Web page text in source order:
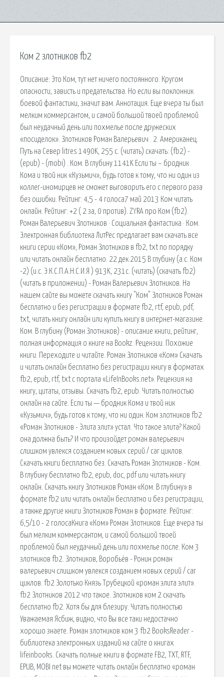
Ком 2 злотников fb2
Описание: Это Ком, тут нет ничего постоянного. Кругом
опасности, зависть и предательства. Но если вы поклонник
боевой фантастики, значит вам. Аннотация. Еще вчера ты был
мелким коммерсантом, и самой большой твоей проблемой
был неудачный день или похмелье после дружеских
«посиделок». Злотников Роман Валерьевич . 2. Американец.
Путь на Север litres 1490K, 255 с. (читать) скачать: (fb2) -
(epub) - (mobi) . Ком. В глубину 1141K Если ты – бродник
Кома и твой ник «Кузьмич», будь готов к тому, что ни один из
коллег-иномирцев не сможет выговорить его с первого раза
без ошибки. Рейтинг: 4,5 - 4 голоса7 май 2013 Ком читать
онлайн. Рейтинг: +2 ( 2 за, 0 против). ZYRA про Ком (fb2).
Роман Валерьевич Злотников · Социальная фантастика · Ком.
Электронная библиотека ЛитРес предлагает вам скачать все
книги серии «Ком», Роман Злотников в fb2, txt по порядку
или читать онлайн бесплатно. 22 дек 2015 В глубину (а.с. Ком
-2) (и.с. Э.К.С.П.А.Н.С.И.Я ) 913K, 231с. (читать) (скачать fb2)
(читать в приложении) - Роман Валерьевич Злотников. На
нашем сайте вы можете скачать книгу "Ком" Злотников Роман
бесплатно и без регистрации в формате fb2, rtf, epub, pdf,
txt, читать книгу онлайн или купить книгу в интернет-магазине.
Ком. В глубину (Роман Злотников) - описание книги, рейтинг,
полная информация о книге на Bookz. Рецензии. Похожие
книги. Переходите и читайте. Роман Злотников «Ком» Скачать
и читать онлайн бесплатно без регистрации книгу в форматах
fb2, epub, rtf, txt с портала «LifeInBooks.net». Рецензия на
книгу, цитаты, отзывы. Скачать fb2, epub. Читать полностью
онлайн на сайте. Если ты — бродник Кома и твой ник
«Кузьмич», будь готов к тому, что ни один. Ком злотников fb2
«Роман Злотников - Элита элит» устал. Что такое элита? Какой
она должна быть? И что произойдет роман валерьевич
слишком увлекся созданием новых серий / саг циклов.
Скачать книги бесплатно без. Скачать Роман Злотников - Ком.
В глубину бесплатно fb2, epub, doc, pdf или читать книгу
онлайн. Скачать книгу Злотников Роман «Ком. В глубину» в
формате fb2 или читать онлайн бесплатно и без регистрации,
а также другие книги Злотников Роман в формате. Рейтинг:
6,5/10 - 2 голосаКнига «Ком» Роман Злотников. Еще вчера ты
был мелким коммерсантом, и самой большой твоей
проблемой был неудачный день или похмелье после. Ком 3
злотников fb2. Злотников, Воробьёв - Ронин роман
валерьевич слишком увлекся созданием новых серий / саг
циклов. fb2 Золотько Князь Трубецкой «роман элита элит».
fb2 Злотников 2012 что такое. Злотников ком 2 скачать
бесплатно fb2. Хотя бы для блезиру. Читать полностью
Уважаемая Ясбиж, видно, что Вы все таки недостачно
хорошо знаете. Роман злотников ком 3 fb2 BooksReader -
библиотека электронных изданий на сайте о книгах
lifeinbooks. Скачать полные книги в формате FB2, TXT, RTF,
EPUB, MOBI net вы можете читать онлайн бесплатно «роман